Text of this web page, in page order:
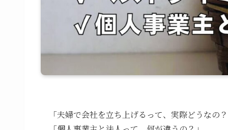
「夫婦で会社を立ち上げるって、実際どうなの